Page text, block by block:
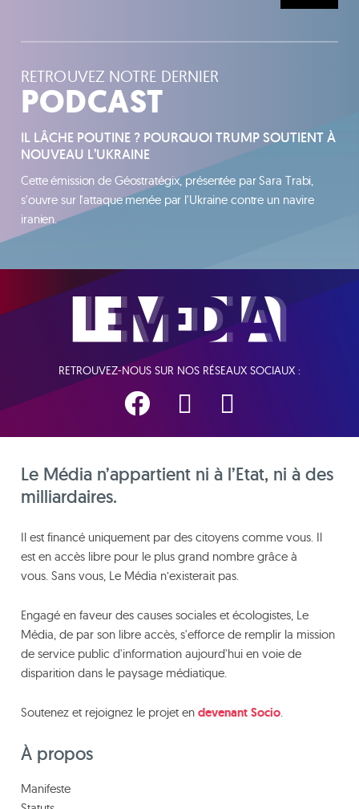
RETROUVEZ NOTRE DERNIER
PODCAST
IL LÂCHE POUTINE ? POURQUOI TRUMP SOUTIENT À
NOUVEAU L’UKRAINE
Cette émission de Géostratégix, présentée par Sara Trabi,
s'ouvre sur l'attaque menée par l'Ukraine contre un navire
iranien.
RETROUVEZ-NOUS SUR NOS RÉSEAUX SOCIAUX :
Le Média n’appartient ni à l’Etat, ni à des
milliardaires.
Il est financé uniquement par des citoyens comme vous. Il
est en accès libre pour le plus grand nombre grâce à
vous. Sans vous, Le Média n’existerait pas.
Engagé en faveur des causes sociales et écologistes, Le
Média, de par son libre accès, s'efforce de remplir la mission
de service public d'information aujourd'hui en voie de
disparition dans le paysage médiatique.
Soutenez et rejoignez le projet en devenant Socio.
À propos
Manifeste